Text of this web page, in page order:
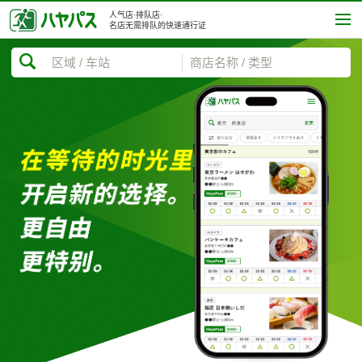
人气店·排队店·
名店无需排队的快速通行证